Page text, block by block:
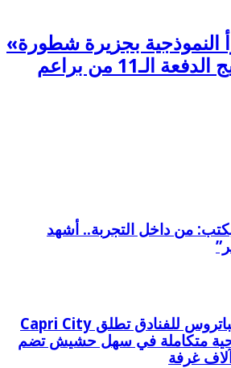
النموذجية بجزيرة شطورة»
تحتفل بتخريج الدفعة الـ11 من براعم
من داخل التجربة.. أشهد
مجموعة بيك الباتروس للفنادق تطلق Capri City
متكاملة في سهل حشيش تضم